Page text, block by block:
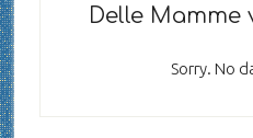
Delle
Sorry. No